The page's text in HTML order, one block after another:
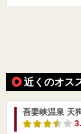
近くのオス
吾妻峡温泉 天